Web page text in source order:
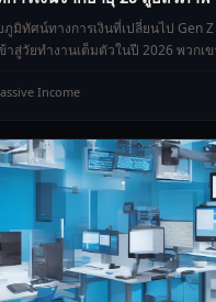
ภูมิทัศน์ทางการเงินที่เปลี่ยนไป Gen
าสู่วัยทำงานเต็มตัวในปี 2026 พวกเ
Income